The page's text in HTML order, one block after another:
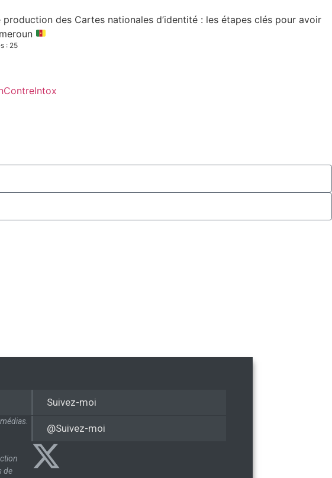
production des Cartes nationales d’identité : les étapes clés pour avoir
: 25
de
Suivez-moi
@Suivez-moi